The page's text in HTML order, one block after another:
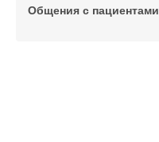
Общения с пациентами